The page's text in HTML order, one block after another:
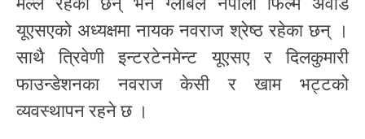
यूएसएको अध्यक्षमा नायक नवराज श्रेष्ठ रहेका छन् ।
साथै त्रिवेणी इन्टरटेनमेन्ट यूएसए र दिलकुमारी
फाउन्डेशनका नवराज केसी र खाम भट्टको
व्यवस्थापन रहने छ ।